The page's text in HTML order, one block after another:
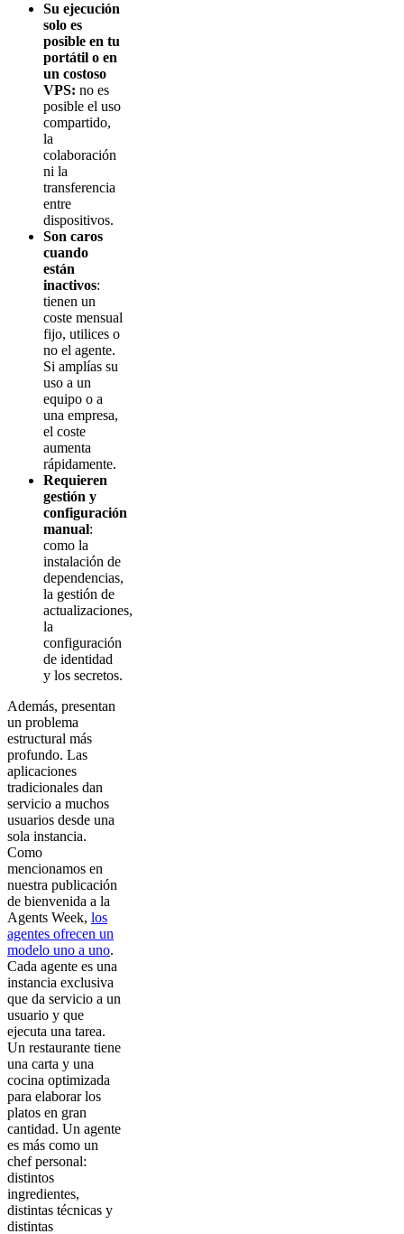
Su ejecución
solo es
posible en tu
portátil o en
un costoso
VPS: no es
posible el uso
compartido,
la
colaboración
ni la
transferencia
entre
dispositivos.
Son caros
cuando
están
inactivos:
tienen un
coste mensual
fijo, utilices o
no el agente.
Si amplías su
uso a un
equipo o a
una empresa,
el coste
aumenta
rápidamente.
Requieren
gestión y
configuración
manual:
como la
instalación de
dependencias,
la gestión de
actualizaciones,
la
configuración
de identidad
y los secretos.
Además, presentan
un problema
estructural más
profundo. Las
aplicaciones
tradicionales dan
servicio a muchos
usuarios desde una
sola instancia.
Como
mencionamos en
nuestra publicación
de bienvenida a la
Agents Week, los
agentes ofrecen un
modelo uno a uno.
Cada agente es una
instancia exclusiva
que da servicio a un
usuario y que
ejecuta una tarea.
Un restaurante tiene
una carta y una
cocina optimizada
para elaborar los
platos en gran
cantidad. Un agente
es más como un
chef personal:
distintos
ingredientes,
distintas técnicas y
distintas